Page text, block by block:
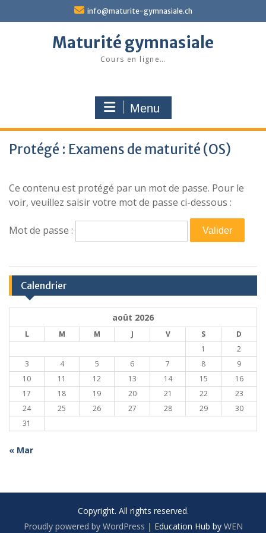
info@maturite-gymnasiale.ch
Maturité gymnasiale
Cours en ligne…
Menu
Protégé : Examens de maturité (OS)
Ce contenu est protégé par un mot de passe. Pour le
voir, veuillez saisir votre mot de passe ci-dessous :
Mot de passe :
Calendrier
août 2026
L M M J V S
D
1
2
3
4 5 6 7 8
9
10
11 12 13 14 15
16
17
18 19 20 21 22
23
24
25 26 27 28 29
30
31
« Mar
Copyright. All rights reserved.
Proudly powered by WordPress | Education Hub by WEN